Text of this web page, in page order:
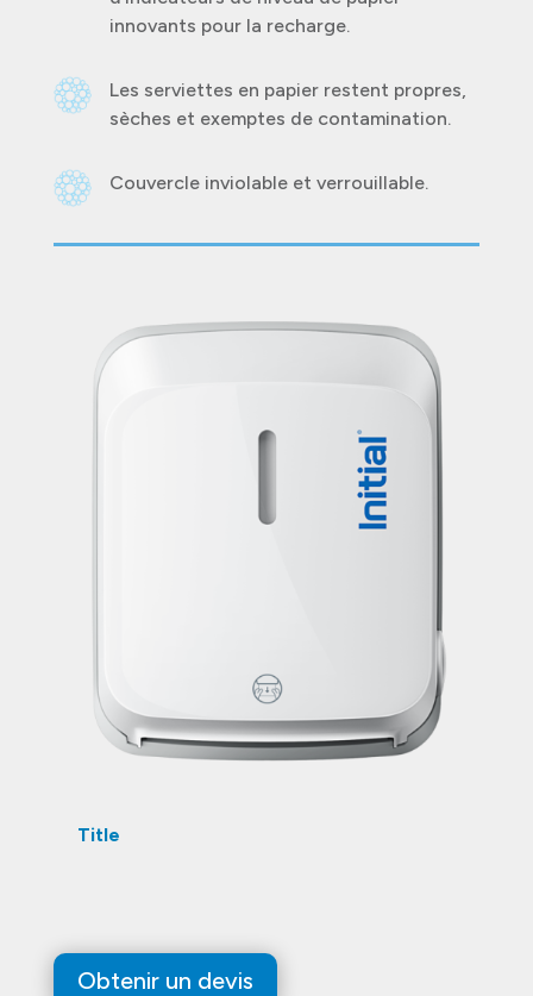
innovants pour la recharge.
Les serviettes en papier restent propres,
sèches et exemptes de contamination.
Couvercle inviolable et verrouillable.
Title
Obtenir un devis